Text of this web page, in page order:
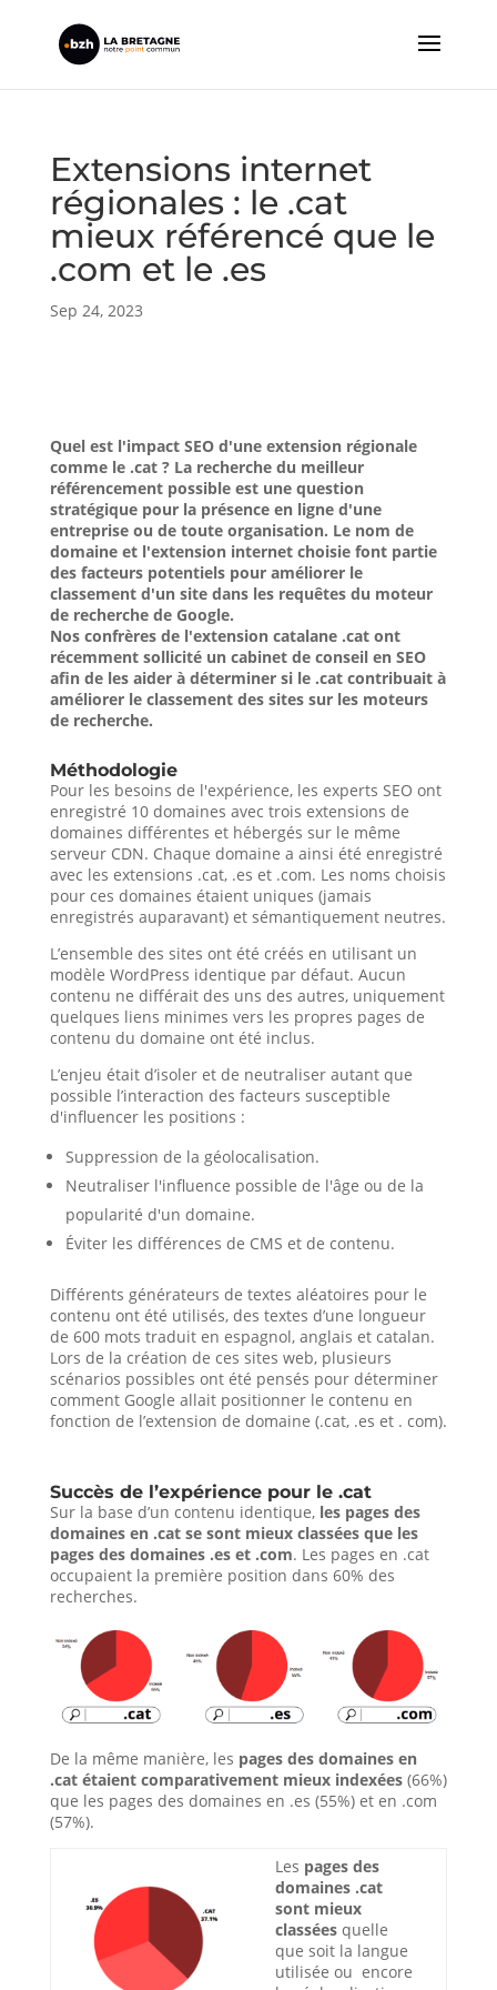
Extensions internet
régionales : le .cat
mieux référencé que le
.com et le .es
Sep 24, 2023
Quel est l'impact SEO d'une extension régionale
comme le .cat ? La recherche du meilleur
référencement possible est une question
stratégique pour la présence en ligne d'une
entreprise ou de toute organisation. Le nom de
domaine et l'extension internet choisie font partie
des facteurs potentiels pour améliorer le
classement d'un site dans les requêtes du moteur
de recherche de Google.
Nos confrères de l'extension catalane .cat ont
récemment sollicité un cabinet de conseil en SEO
afin de les aider à déterminer si le .cat contribuait à
améliorer le classement des sites sur les moteurs
de recherche.
Méthodologie
Pour les besoins de l'expérience, les experts SEO ont
enregistré 10 domaines avec trois extensions de
domaines différentes et hébergés sur le même
serveur CDN. Chaque domaine a ainsi été enregistré
avec les extensions .cat, .es et .com. Les noms choisis
pour ces domaines étaient uniques (jamais
enregistrés auparavant) et sémantiquement neutres.
L’ensemble des sites ont été créés en utilisant un
modèle WordPress identique par défaut. Aucun
contenu ne différait des uns des autres, uniquement
quelques liens minimes vers les propres pages de
contenu du domaine ont été inclus.
L’enjeu était d’isoler et de neutraliser autant que
possible l’interaction des facteurs susceptible
d'influencer les positions :
Suppression de la géolocalisation.
Neutraliser l'influence possible de l'âge ou de la
popularité d'un domaine.
Éviter les différences de CMS et de contenu.
Différents générateurs de textes aléatoires pour le
contenu ont été utilisés, des textes d’une longueur
de 600 mots traduit en espagnol, anglais et catalan.
Lors de la création de ces sites web, plusieurs
scénarios possibles ont été pensés pour déterminer
comment Google allait positionner le contenu en
fonction de l’extension de domaine (.cat, .es et . com).
Succès de l’expérience pour le .cat
Sur la base d’un contenu identique, les pages des
domaines en .cat se sont mieux classées que les
pages des domaines .es et .com. Les pages en .cat
occupaient la première position dans 60% des
recherches.
De la même manière, les pages des domaines en
.cat étaient comparativement mieux indexées(66%)
que les pages des domaines en .es (55%) et en .com
(57%).
Les pages des
domaines .cat
sont mieux
classéesquelle
que soit la langue
utilisée ou encore